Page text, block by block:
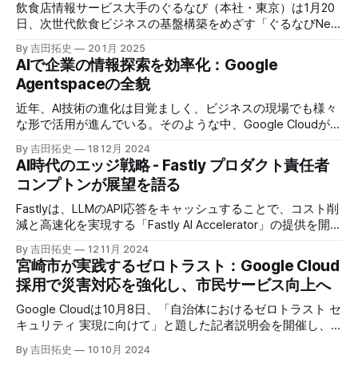
飲食店情報サービス大手のぐるなび（本社・東京）は1月20
日、次世代飲食ビジネスの基盤構築をめざす「ぐるなびNext
プロジェクト」の初成果として、新たな飲食店探索アプリ
「UMAME!（うまみー！）」のβ版を公開した。
By 吉田拓史 20 1月 2025
AIで企業の情報探索を効率化：Google
Agentspaceの全貌
近年、AI技術の進化は目覚ましく、ビジネスの現場でも様々
な形で活用が進んでいる。そのような中、Google Cloudが新
たに発表したGoogle Agentspaceは、いま注目を集めるAIエ
ージェントがエンタープライズITを大きく変革する予兆と言
えるだろう。
By 吉田拓史 18 12月 2024
AI時代のエッジ戦略 - Fastly プロダクト責任者
コンプトンが展望を語る
Fastlyは、LLMのAPI応答をキャッシュすることで、コスト削
減と高速化を実現する「Fastly AI Accelerator」の提供を開始
した。キップ・コンプトン最高プロダクト責任者（CPO）
は、類似した質問への応答を再利用し、効率的な処理を可能
にすると説明した。さらに、コンプトンは、エッジコンピュ
ーティングの利点を活かしたパーソナライズや、エッジにお
けるGPUの経済性、セキュリティへの取り組みなど、Fastly
のAI戦略について語った。
By 吉田拓史 12 11月 2024
宮崎市が実践するゼロトラスト：Google Cloud
採用で災害対応を強化し、市民サービス向上へ
Google Cloudは10月8日、「自治体におけるゼロトラスト セ
キュリティ 実現に向けて」と題した記者説明会を開催し、
自治体向けにゼロトラストセキュリティ導入を支援するプロ
グラムを発表した。宮崎市の事例では、Google Workspace
By 吉田拓史 10 10月 2024